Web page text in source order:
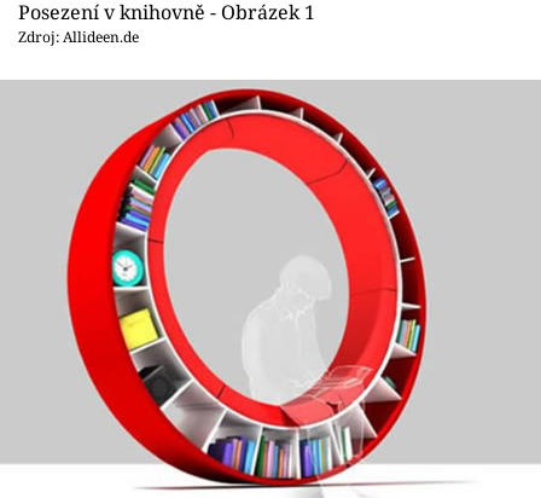
Přihlášení
Sledujte nás
Posezení v knihovně - Obrázek 1
Zdroj: Allideen.de